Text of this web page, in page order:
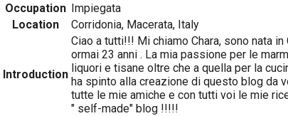
Occupation Impiegata
Location
Corridonia, Macerata, Italy
Introduction
Ciao a tutti!!! Mi chiamo Chara, sono nata
ormai 23 anni . La mia passione per le
liquori e tisane oltre che a quella per la
ha spinto alla creazione di questo blog da
tutte le mie amiche e con tutti voi le mie
" self-made" blog !!!!!